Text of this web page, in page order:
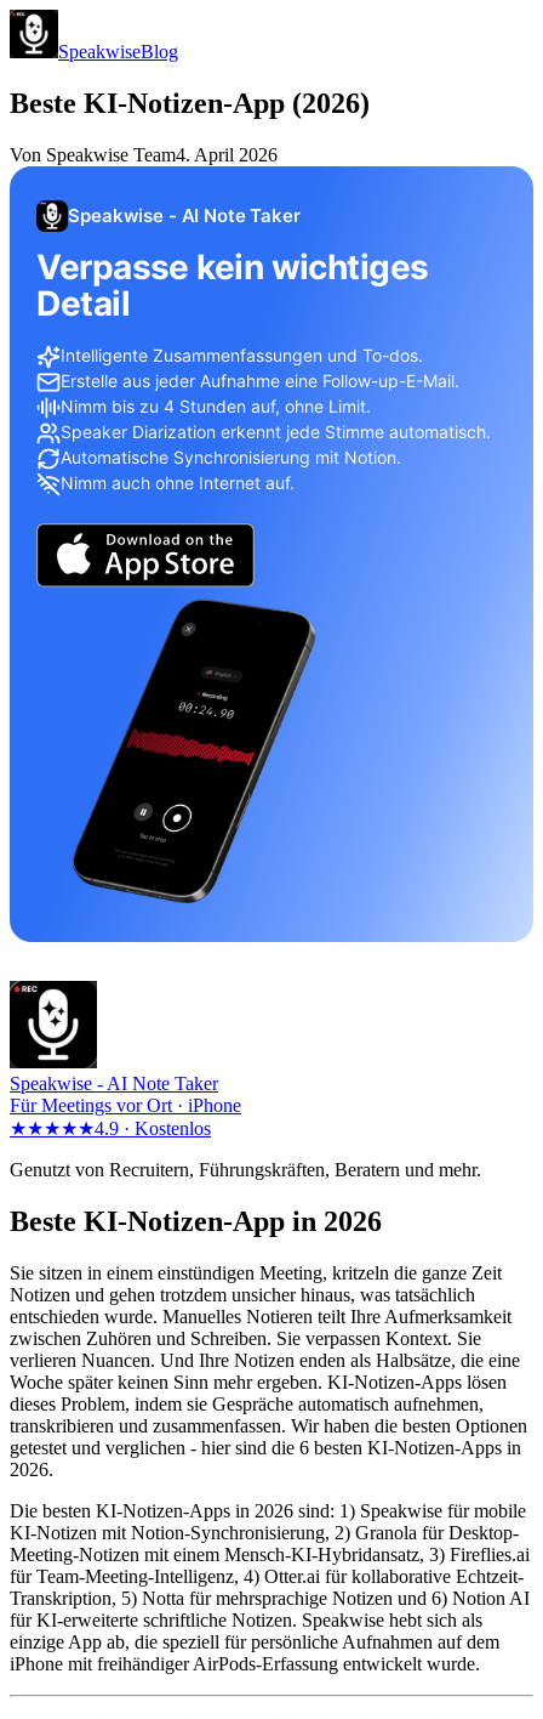
SpeakwiseBlog
Beste KI-Notizen-App (2026)
Von Speakwise Team4. April 2026
Speakwise - AI Note Taker
Verpasse kein wichtiges
Detail
Intelligente Zusammenfassungen und To-dos.
Erstelle aus jeder Aufnahme eine Follow-up-E-Mail.
Nimm bis zu 4 Stunden auf, ohne Limit.
Speaker Diarization erkennt jede Stimme automatisch.
Automatische Synchronisierung mit Notion.
Nimm auch ohne Internet auf.
Speakwise - AI Note Taker
Für Meetings vor Ort · iPhone
★★★★★4.9 · Kostenlos
Genutzt von Recruitern, Führungskräften, Beratern und mehr.
Beste KI-Notizen-App in 2026
Sie sitzen in einem einstündigen Meeting, kritzeln die ganze Zeit
Notizen und gehen trotzdem unsicher hinaus, was tatsächlich
entschieden wurde. Manuelles Notieren teilt Ihre Aufmerksamkeit
zwischen Zuhören und Schreiben. Sie verpassen Kontext. Sie
verlieren Nuancen. Und Ihre Notizen enden als Halbsätze, die eine
Woche später keinen Sinn mehr ergeben. KI-Notizen-Apps lösen
dieses Problem, indem sie Gespräche automatisch aufnehmen,
transkribieren und zusammenfassen. Wir haben die besten Optionen
getestet und verglichen - hier sind die 6 besten KI-Notizen-Apps in
2026.
Die besten KI-Notizen-Apps in 2026 sind: 1) Speakwise für mobile
KI-Notizen mit Notion-Synchronisierung, 2) Granola für Desktop-
Meeting-Notizen mit einem Mensch-KI-Hybridansatz, 3) Fireflies.ai
für Team-Meeting-Intelligenz, 4) Otter.ai für kollaborative Echtzeit-
Transkription, 5) Notta für mehrsprachige Notizen und 6) Notion AI
für KI-erweiterte schriftliche Notizen. Speakwise hebt sich als
einzige App ab, die speziell für persönliche Aufnahmen auf dem
iPhone mit freihändiger AirPods-Erfassung entwickelt wurde.